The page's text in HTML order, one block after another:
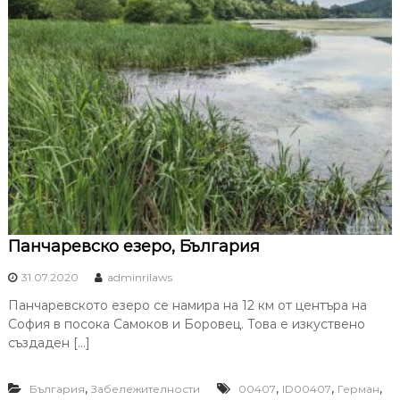
Панчаревско езеро, България
31.07.2020 adminrilaws
Панчаревското езеро се намира на 12 км от центъра на
София в посока Самоков и Боровец. Това е изкуствено
създаден […]
България, Забележителности 00407, ID00407, Герман,